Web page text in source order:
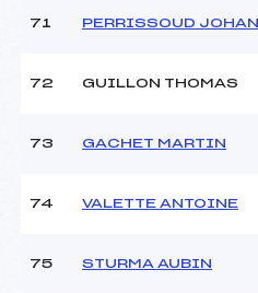
71 PERRISSOUD JOHAN
72 GUILLON THOMAS
73 GACHET MARTIN
74 VALETTE ANTOINE
75 STURMA AUBIN